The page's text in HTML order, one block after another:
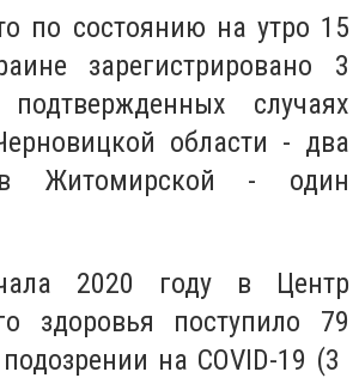
по состоянию на утро 15
зарегистрировано 3
подтвержденных случаях
области - два
Житомирской - один
2020 году в Центр
здоровья поступило 79
на COVID-19 (3